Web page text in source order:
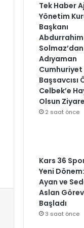
Tek Haber
Yönetim
Başkanı
Abdurrahim
Solmaz’dan
Adıyaman
Cumhuriyet
Başsavcısı
Celbek’e
Olsun
2 saat önce
Kars 36
Yeni
Ayan ve
Aslan
Başladı
3 saat önce